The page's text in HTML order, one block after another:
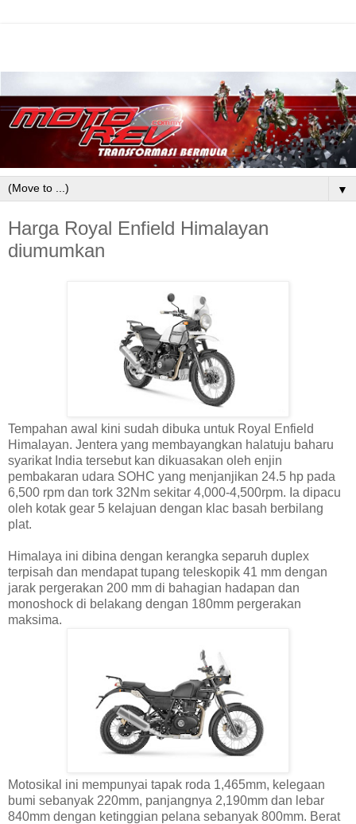
▼
Harga Royal Enfield Himalayan
diumumkan
Tempahan awal kini sudah dibuka untuk Royal Enfield
Himalayan. Jentera yang membayangkan halatuju baharu
syarikat India tersebut kan dikuasakan oleh enjin
pembakaran udara SOHC yang menjanjikan 24.5 hp pada
6,500 rpm dan tork 32Nm sekitar 4,000-4,500rpm. Ia dipacu
oleh kotak gear 5 kelajuan dengan klac basah berbilang
plat.
Himalaya ini dibina dengan kerangka separuh duplex
terpisah dan mendapat tupang teleskopik 41 mm dengan
jarak pergerakan 200 mm di bahagian hadapan dan
monoshock di belakang dengan 180mm pergerakan
maksima.
Motosikal ini mempunyai tapak roda 1,465mm, kelegaan
bumi sebanyak 220mm, panjangnya 2,190mm dan lebar
840mm dengan ketinggian pelana sebanyak 800mm. Berat